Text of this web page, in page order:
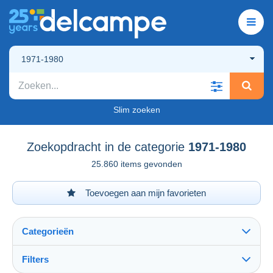
1971-1980
Slim zoeken
Zoekopdracht in de categorie 1971-1980
25.860 items gevonden
Toevoegen aan mijn favorieten
Categorieën
Filters